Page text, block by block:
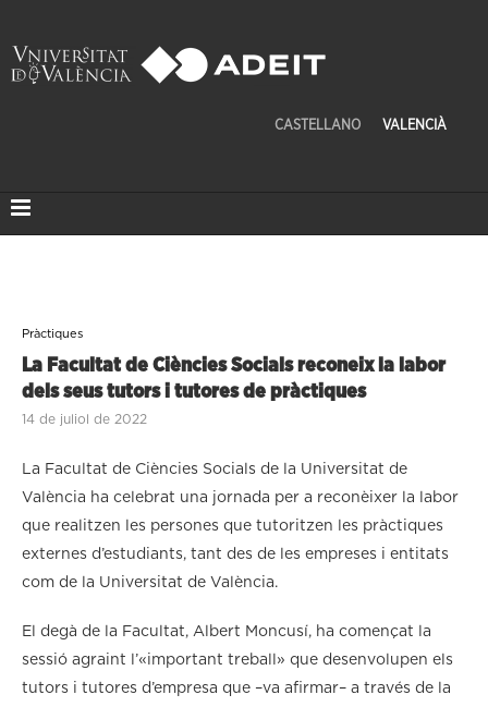
CASTELLANO VALENCIÀ
Pràctiques
La Facultat de Ciències Socials reconeix la labor
dels seus tutors i tutores de pràctiques
14 de juliol de 2022
La Facultat de Ciències Socials de la Universitat de
València ha celebrat una jornada per a reconèixer la labor
que realitzen les persones que tutoritzen les pràctiques
externes d’estudiants, tant des de les empreses i entitats
com de la Universitat de València.
El degà de la Facultat, Albert Moncusí, ha començat la
sessió agraint l’«important treball» que desenvolupen els
tutors i tutores d’empresa que –va afirmar– a través de la